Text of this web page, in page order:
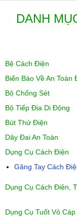
DANH
Bệ Cách Điện
Biển Báo Về An Toàn
Bộ Chống Sét
Bộ Tiếp Địa Di Động
Bút Thử Điện
Dây Đai An Toàn
Dụng Cụ Cách Điện
Găng Tay Cách
Dụng Cụ Cách Điện,
Dụng Cụ Tuốt Vỏ